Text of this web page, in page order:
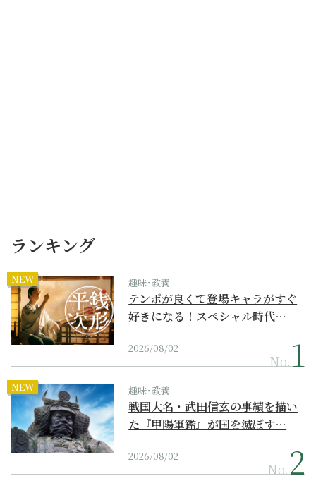
ランキング
NEW 趣味･教養
テンポが良くて登場キャラがすぐ
好きになる！スペシャル時代…
2026/08/02
No.
NEW 趣味･教養
戦国大名・武田信玄の事績を描い
た『甲陽軍鑑』が国を滅ぼす…
2026/08/02
No.